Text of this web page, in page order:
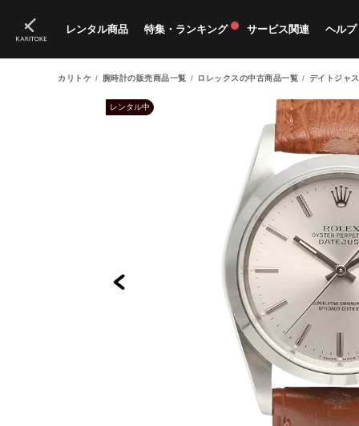
レンタル商品
ブランド一覧 すべての商品 新入荷商品 新
特集・ランキング
特集 ランキング
サービス関連
料金プラン 獲
ヘルプ
ご
カリトケ 腕時計の販売商品一覧 ロレックスの中古商品一覧 デイトジャ
レンタル中